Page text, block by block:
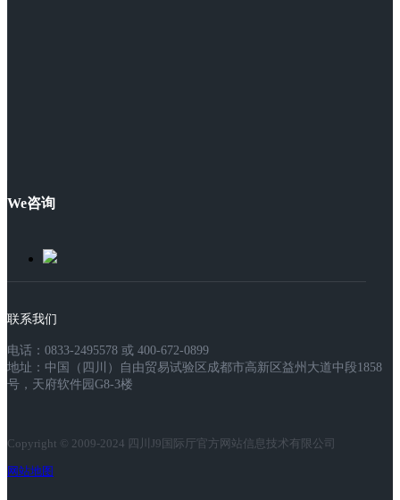
We咨询
联系我们
电话：0833-2495578 或 400-672-0899
地址：中国（四川）自由贸易试验区成都市高新区益州大道中段1858
号，天府软件园G8-3楼
Copyright © 2009-2024 四川J9国际厅官方网站信息技术有限公司
网站地图